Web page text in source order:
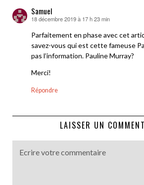
Samuel
dit :
18 décembre 2019 à 17 h 23 min
Parfaitement en phase avec cet
savez-vous qui est cette fameuse
pas l’information. Pauline Murray?
Merci!
Répondre
LAISSER UN